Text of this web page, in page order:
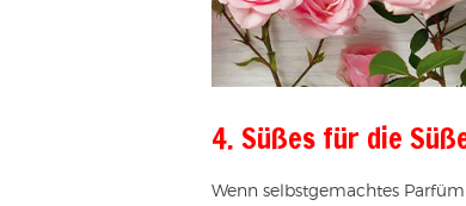
4. Süßes für die
Wenn selbstgemachtes